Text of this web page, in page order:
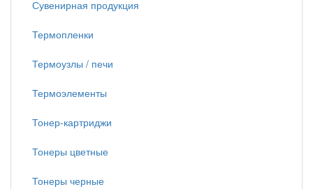
Сувенирная продукция
Термопленки
Термоузлы / печи
Термоэлементы
Тонер-картриджи
Тонеры цветные
Тонеры черные